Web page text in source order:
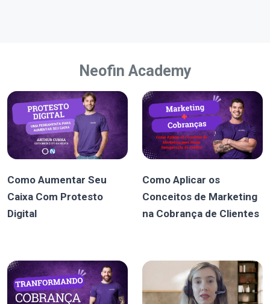
Neofin Academy
Como Aumentar Seu
Caixa Com Protesto
Digital
Como Aplicar os
Conceitos de Marketing
na Cobrança de Clientes